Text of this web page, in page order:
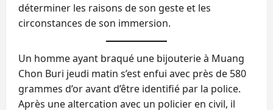
déterminer les raisons de son geste et les
circonstances de son immersion.
Un homme ayant braqué une bijouterie à Muang
Chon Buri jeudi matin s’est enfui avec près de 580
grammes d’or avant d’être identifié par la police.
Après une altercation avec un policier en civil, il